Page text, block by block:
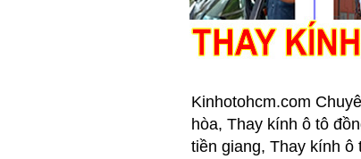
Kinhotohcm.com
hòa, Thay kính ô tô
tiền giang, Thay kính